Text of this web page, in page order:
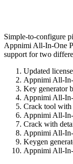
Simple-to-configure
Appnimi All-In-One
support for two
Updated
Appnimi All-In-
Key generator
Appnimi All-In-
Crack tool with
Appnimi All-
Crack with
Appnimi All-
Keygen
Appnimi All-